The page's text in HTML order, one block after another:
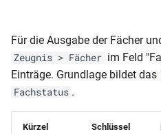
RLP-GS (Abgangszeugnis 1.
Klasse – 1 seitig -
dynamisch)
RLP-GES-JZ (Klassen 7-10)
Laufbahn)
Schülerpersonalblatt (mit
Angehörigen und Vorbildung)
Schülerpersonalblatt (mit
Für die Ausgabe der Fächer
Zeugnis > Fächer im Feld
Einträge. Grundlage bildet das
Fachstatus .
Kürzel Schlüssel